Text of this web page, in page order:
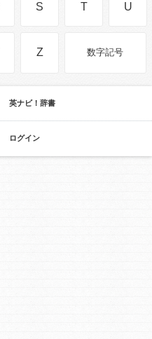
S T U
Z 数字記号
英ナビ！辞書
ログイン